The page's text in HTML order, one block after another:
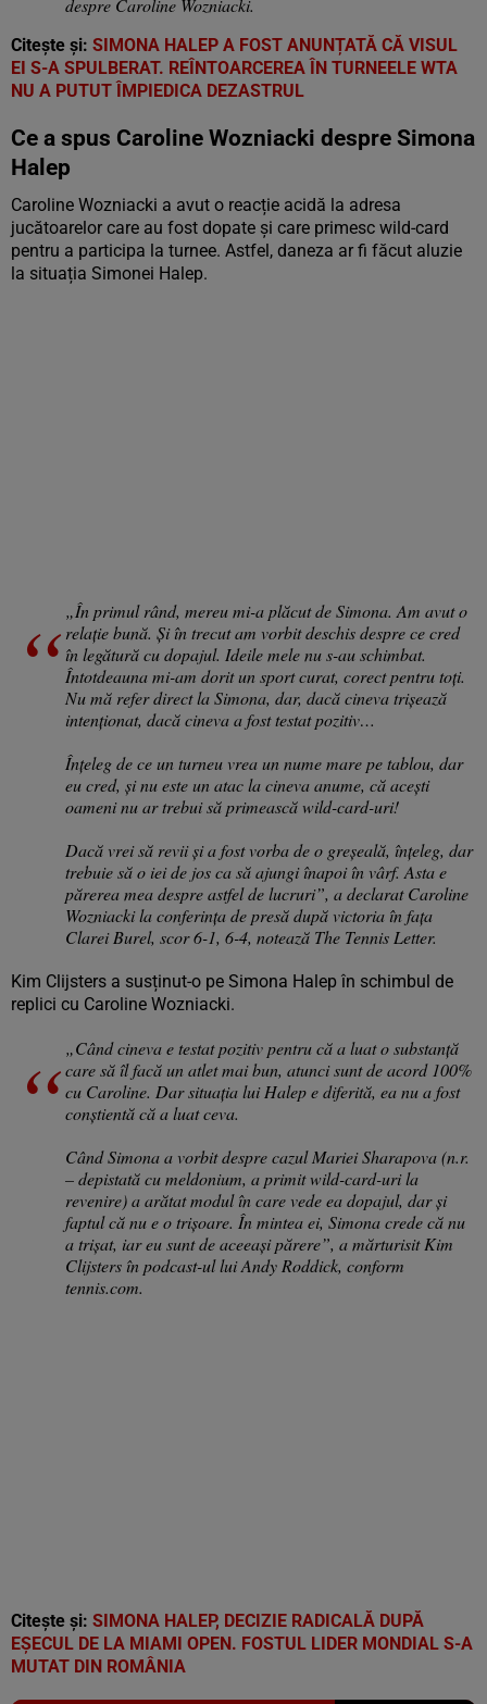
despre Caroline Wozniacki.
Citește și: SIMONA HALEP A FOST ANUNȚATĂ CĂ VISUL
EI S-A SPULBERAT. REÎNTOARCEREA ÎN TURNEELE WTA
NU A PUTUT ÎMPIEDICA DEZASTRUL
Ce a spus Caroline Wozniacki despre Simona
Halep
Caroline Wozniacki a avut o reacție acidă la adresa
jucătoarelor care au fost dopate și care primesc wild-card
pentru a participa la turnee. Astfel, daneza ar fi făcut aluzie
la situația Simonei Halep.
„În primul rând, mereu mi-a plăcut de Simona. Am avut o
relație bună. Și în trecut am vorbit deschis despre ce cred
în legătură cu dopajul. Ideile mele nu s-au schimbat.
Întotdeauna mi-am dorit un sport curat, corect pentru toți.
Nu mă refer direct la Simona, dar, dacă cineva trișează
intenționat, dacă cineva a fost testat pozitiv…
Înțeleg de ce un turneu vrea un nume mare pe tablou, dar
eu cred, și nu este un atac la cineva anume, că acești
oameni nu ar trebui să primească wild-card-uri!
Dacă vrei să revii și a fost vorba de o greșeală, înțeleg, dar
trebuie să o iei de jos ca să ajungi înapoi în vârf. Asta e
părerea mea despre astfel de lucruri”, a declarat Caroline
Wozniacki la conferința de presă după victoria în fața
Clarei Burel, scor 6-1, 6-4, notează The Tennis Letter.
Kim Clijsters a susținut-o pe Simona Halep în schimbul de
replici cu Caroline Wozniacki.
„Când cineva e testat pozitiv pentru că a luat o substanță
care să îl facă un atlet mai bun, atunci sunt de acord 100%
cu Caroline. Dar situația lui Halep e diferită, ea nu a fost
conștientă că a luat ceva.
Când Simona a vorbit despre cazul Mariei Sharapova (n.r.
– depistată cu meldonium, a primit wild-card-uri la
revenire) a arătat modul în care vede ea dopajul, dar și
faptul că nu e o trișoare. În mintea ei, Simona crede că nu
a trișat, iar eu sunt de aceeași părere”, a mărturisit Kim
Clijsters în podcast-ul lui Andy Roddick, conform
tennis.com.
Citește și: SIMONA HALEP, DECIZIE RADICALĂ DUPĂ
EȘECUL DE LA MIAMI OPEN. FOSTUL LIDER MONDIAL S-A
MUTAT DIN ROMÂNIA